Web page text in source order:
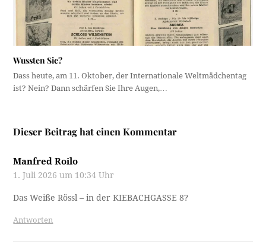
Wussten Sie?
Dass heute, am 11. Oktober, der Internationale Weltmädchentag
ist? Nein? Dann schärfen Sie Ihre Augen,…
Dieser Beitrag hat einen Kommentar
Manfred Roilo
1. Juli 2026 um 10:34 Uhr
Das Weiße Rössl – in der KIEBACHGASSE 8?
Antworten